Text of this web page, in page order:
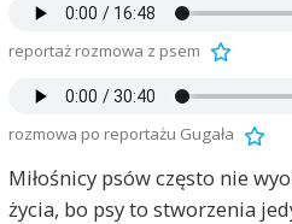
reportaż rozmowa z psem
rozmowa po reportażu Gugała
Miłośnicy psów często nie
życia, bo psy to stworzenia